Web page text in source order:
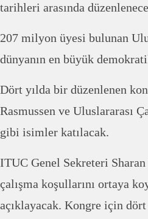
tarihleri arasında
207 milyon üyesi bulunan
dünyanın en büyük
Dört yılda bir düzenlenen
Rasmussen ve Uluslararası
gibi isimler katılacak.
ITUC Genel Sekreteri
çalışma koşullarını ortaya
açıklayacak. Kongre için